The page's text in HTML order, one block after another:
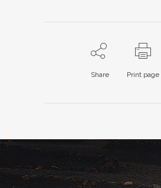
Share Print page